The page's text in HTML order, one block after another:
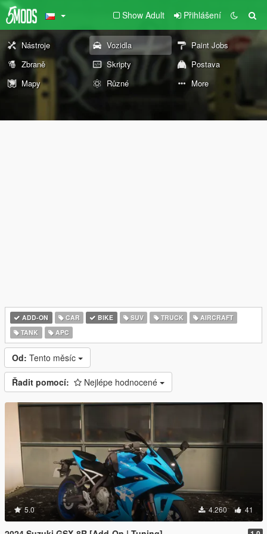
Show Adult Přihlášení
Nástroje Vozidla
Paint Jobs
Zbraně
Skripty
Postava
Mapy
Různé More
ADD-ON CAR BIKE SUV TRUCK
AIRCRAFT
TANK
APC
Od: Tento měsíc
Řadit pomocí: Nejlépe hodnocené
5.0 4.260 41